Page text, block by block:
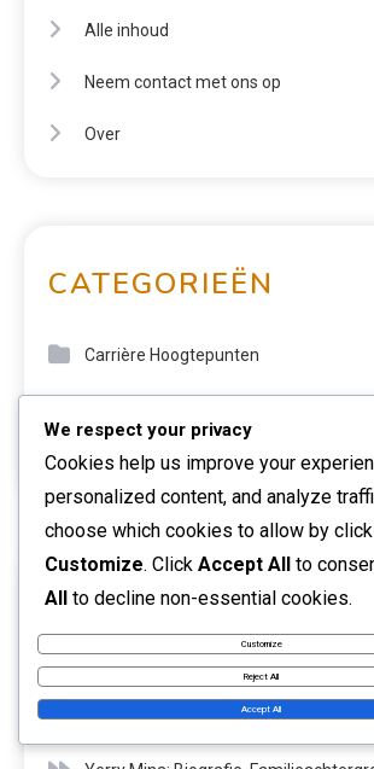
Alle inhoud
Neem contact met ons op
Over
CATEGORIEËN
Carrière Hoogtepunten
Spelersbiografieën
RECENTE BERICHTEN
Radamel Falcao: Kindertijd,
Vroege invloeden
We respect your privacy
Cookies help us improve your
personalized content, and analyze
choose which cookies to allow by
Customize. Click Accept All to
All to decline non-essential cookies.
Customize
Reject All
Accept All